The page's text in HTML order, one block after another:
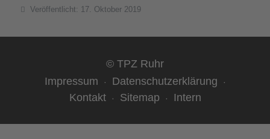
Veröffentlicht: 17. Oktober 2019
© TPZ Ruhr
Impressum
Datenschutzerklärung
Kontakt
Sitemap Intern